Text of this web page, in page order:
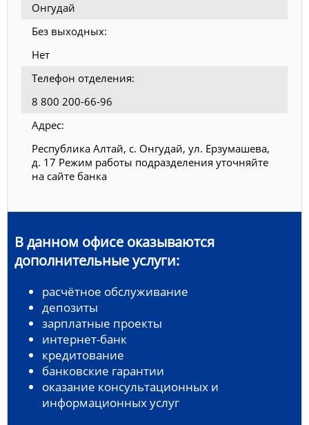
Онгудай
Без выходных:
Нет
Телефон отделения:
8 800 200-66-96
Адрес:
Республика Алтай, с. Онгудай, ул. Ерзумашева,
д. 17 Режим работы подразделения уточняйте
на сайте банка
В данном офисе оказываются
дополнительные услуги:
расчётное обслуживание
депозиты
зарплатные проекты
интернет-банк
кредитование
банковские гарантии
оказание консультационных и
информационных услуг